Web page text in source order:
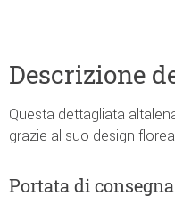
Descrizione
Questa dettagliata
grazie al suo design
Portata di consegna